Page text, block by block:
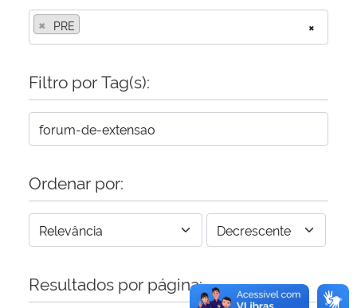
Controladoria-Geral da União
Secretaria-Geral
Gabinete de Segurança Institucional
Advocacia-Geral da União
Banco Central do Brasil
×
× PRE
Filtro por Tag(s):
Ordenar por:
Resultados por página: